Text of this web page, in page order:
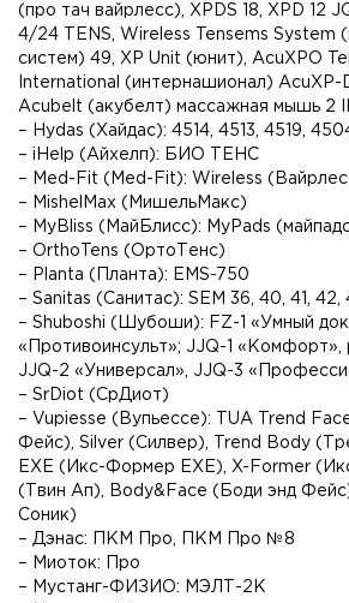
(про тач вайрлесс), XPDS 18, XPD 12
4/24 TENS, Wireless Tensems System
систем) 49, XP Unit (юнит), AcuXPO
International (интернашионал) AcuXP-
Acubelt (акубелт) массажная мышь 2
– Hydas (Хайдас): 4514, 4513, 4519,
– iHelp (Айхелп): БИО ТЕНС
– Med-Fit (Med-Fit): Wireless
– MishelMax (МишельМакс)
– MyBliss (МайБлисс): MyPads
– OrthoTens (ОртоТенс)
– Planta (Планта): EMS-750
– Sanitas (Санитас): SEM 36, 40, 41, 42,
– Shuboshi (Шубоши): FZ-1 «Умный
«Противоинсульт»; JJQ-1
JJQ-2 «Универсал», JJQ-3
– SrDiot (СрДиот)
– Vupiesse (Вупьессе): TUA Trend
Фейс), Silver (Силвер), Trend Body
ЕХЕ (Икс-Формер ЕХЕ), X-Former
(Твин Ап), Body&Face (Боди энд
Соник)
– Дэнас: ПКМ Про, ПКМ Про №8
– Миоток: Про
– Мустанг-ФИЗИО: МЭЛТ-2К